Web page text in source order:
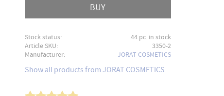
BUY
Stock status
44 pc. in stock
Article SKU
3350-2
Manufacturer
JORAT COSMETICS
Show all products from JORAT COSMETICS